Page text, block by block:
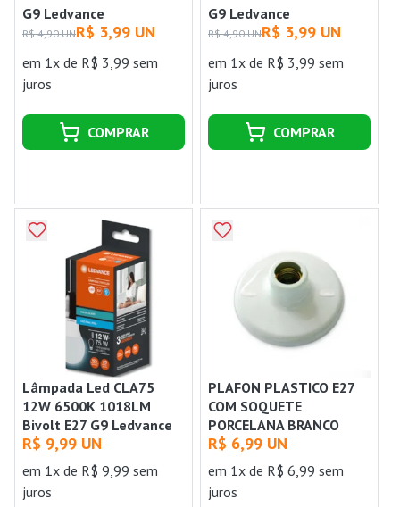
G9 Ledvance
R$ 4,90 UNR$ 3,99 UN
em 1x de R$ 3,99 sem
juros
COMPRAR
G9 Ledvance
R$ 4,90 UNR$ 3,99 UN
em 1x de R$ 3,99 sem
juros
COMPRAR
Lâmpada Led CLA75
12W 6500K 1018LM
Bivolt E27 G9 Ledvance
R$ 9,99 UN
em 1x de R$ 9,99 sem
juros
PLAFON PLASTICO E27
COM SOQUETE
PORCELANA BRANCO
BLUMENAU
R$ 6,99 UN
em 1x de R$ 6,99 sem
juros